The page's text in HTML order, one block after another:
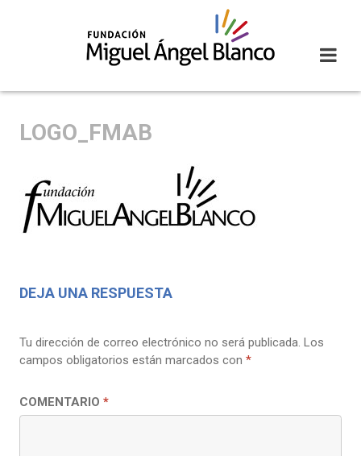
LOGO_FMAB
DEJA UNA RESPUESTA
Tu dirección de correo electrónico no será publicada. Los
campos obligatorios están marcados con *
COMENTARIO *